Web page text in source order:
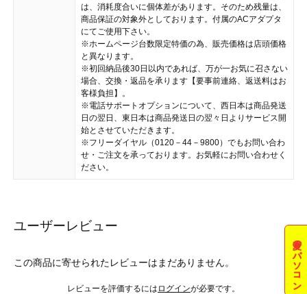
は、消耗度合いに個体差があります。そのため残量は、
商品保証の対象外としております。付属のACアダプタ
にてご使用下さい。
※ホームページ台数限定特価の為、販売価格は店頭価格
と異なります。
※初回納品後30日以内であれば、万が一お気に召さない
場合、交換・返品を承ります【要事前連絡、返送料はお
客様負担】。
※電話サポートオプションについて、西日本は商品発送
日の翌日、東日本は商品発送日の翌々日よりサービス開
始とさせていただきます。
※フリーダイヤル（0120－44－9800）でもお問い合わ
せ・ご注文を承っております。お気軽にお問い合わせく
ださい。
ユーザーレビュー
この商品に寄せられたレビューはまだありません。
レビューを評価するには ログインが必要です。
夏のパソコン祭